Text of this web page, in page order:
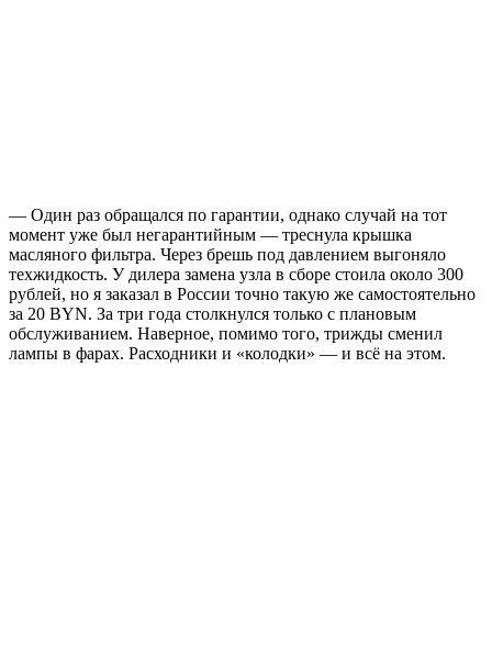
— Один раз обращался по гарантии, однако случай на тот
момент уже был негарантийным — треснула крышка
масляного фильтра. Через брешь под давлением выгоняло
техжидкость. У дилера замена узла в сборе стоила около 300
рублей, но я заказал в России точно такую же самостоятельно
за 20 BYN. За три года столкнулся только с плановым
обслуживанием. Наверное, помимо того, трижды сменил
лампы в фарах. Расходники и «колодки» — и всё на этом.